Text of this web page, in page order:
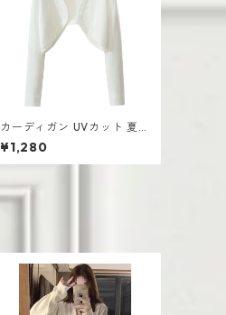
カーディガン UVカット 夏用
レディース ざっくり シンプ
ル おしゃれ
¥1,280